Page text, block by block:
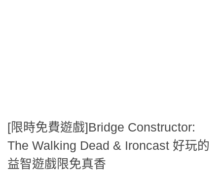
[限時免費遊戲]Bridge Constructor:
The Walking Dead & Ironcast 好玩的
益智遊戲限免真香